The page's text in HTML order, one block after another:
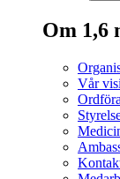
Om 1,6
Vår